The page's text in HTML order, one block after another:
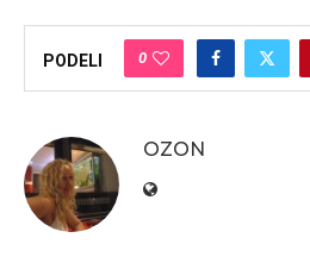
PODELI 0
OZON